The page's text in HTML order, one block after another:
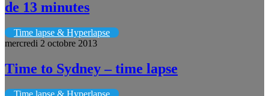
de 13 minutes
Time lapse & Hyperlapse
mercredi 2 octobre 2013
Time to Sydney – time lapse
Time lapse & Hyperlapse